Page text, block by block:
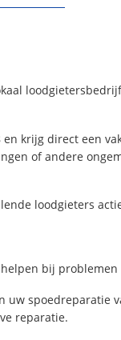
krijg direct een
of andere
loodgieters
bij problemen
spoedreparatie
reparatie.